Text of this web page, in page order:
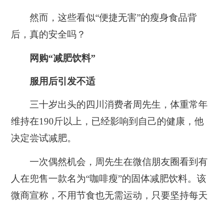
然而，这些看似“便捷无害”的瘦身食品背
后，真的安全吗？
网购“减肥饮料”
服用后引发不适
三十岁出头的四川消费者周先生，体重常年
维持在190斤以上，已经影响到自己的健康，他
决定尝试减肥。
一次偶然机会，周先生在微信朋友圈看到有
人在兜售一款名为“咖啡瘦”的固体减肥饮料。该
微商宣称，不用节食也无需运动，只要坚持每天